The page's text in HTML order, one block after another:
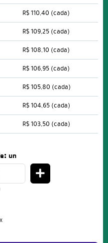
R$ 110,40 (cada)
R$ 109,25 (cada)
R$ 108,10 (cada)
R$ 106,95 (cada)
R$ 105,80 (cada)
R$ 104,65 (cada)
R$ 103,50 (cada)
un